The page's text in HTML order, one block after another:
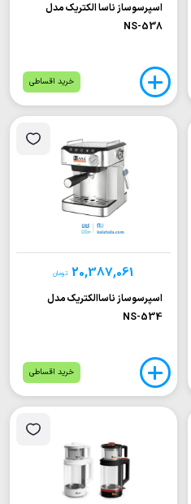
اسپرسوساز ناسا الکتریک مدل
NS-538
خرید اقساطی
20,387,061 تومان
اسپرسوساز ناساالکتریک مدل
NS-534
خرید اقساطی